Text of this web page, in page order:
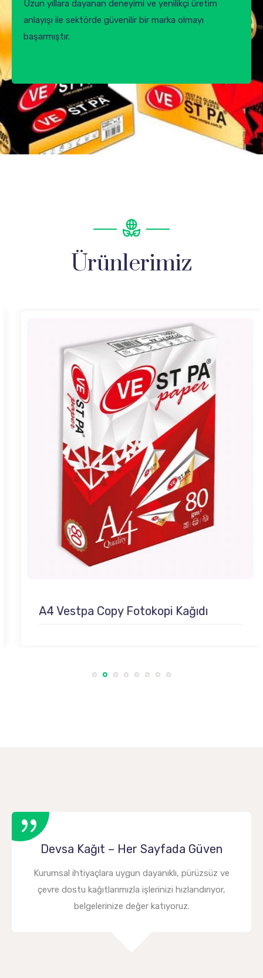
Uzun yıllara dayanan deneyimi ve yenilikçi üretim
anlayışı ile sektörde güvenilir bir marka olmayı
başarmıştır.
Ürünlerimiz
A4 Vestpa Copy Fotokopi Kağıdı
Devsa Kağıt – Her Sayfada Güven
Kurumsal ihtiyaçlara uygun dayanıklı, pürüzsüz ve
çevre dostu kağıtlarımızla işlerinizi hızlandırıyor,
belgelerinize değer katıyoruz.